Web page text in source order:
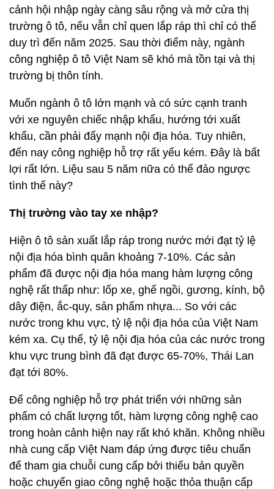
cảnh hội nhập ngày càng sâu rộng và mở cửa thị
trường ô tô, nếu vẫn chỉ quen lắp ráp thì chỉ có thể
duy trì đến năm 2025. Sau thời điểm này, ngành
công nghiệp ô tô Việt Nam sẽ khó mà tồn tại và thị
trường bị thôn tính.
Muốn ngành ô tô lớn mạnh và có sức cạnh tranh
với xe nguyên chiếc nhập khẩu, hướng tới xuất
khẩu, cần phải đẩy mạnh nội địa hóa. Tuy nhiên,
đến nay công nghiệp hỗ trợ rất yếu kém. Đây là bất
lợi rất lớn. Liệu sau 5 năm nữa có thể đảo ngược
tình thế này?
Thị trường vào tay xe nhập?
Hiện ô tô sản xuất lắp ráp trong nước mới đạt tỷ lệ
nội địa hóa bình quân khoảng 7-10%. Các sản
phẩm đã được nội địa hóa mang hàm lượng công
nghệ rất thấp như: lốp xe, ghế ngồi, gương, kính, bộ
dây điện, ắc-quy, sản phẩm nhựa... So với các
nước trong khu vực, tỷ lệ nội địa hóa của Việt Nam
kém xa. Cụ thể, tỷ lệ nội địa hóa của các nước trong
khu vực trung bình đã đạt được 65-70%, Thái Lan
đạt tới 80%.
Để công nghiệp hỗ trợ phát triển với những sản
phẩm có chất lượng tốt, hàm lượng công nghệ cao
trong hoàn cảnh hiện nay rất khó khăn. Không nhiều
nhà cung cấp Việt Nam đáp ứng được tiêu chuẩn
để tham gia chuỗi cung cấp bởi thiếu bản quyền
hoặc chuyển giao công nghệ hoặc thỏa thuận cấp